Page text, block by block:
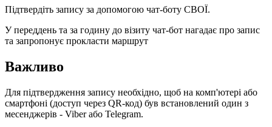
Підтвердіть запису за допомогою чат-боту СВОЇ.
У переддень та за годину до візиту чат-бот нагадає про запис
та запропонує прокласти маршрут
Важливо
Для підтвердження запису необхідно, щоб на комп'ютері або
смартфоні (доступ через QR-код) був встановлений один з
месенджерів - Viber або Telegram.